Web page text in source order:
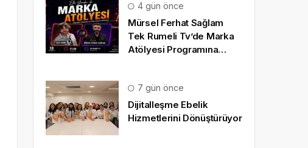
4 gün önce
Mürsel Ferhat Sağlam
Tek Rumeli Tv’de Marka
Atölyesi Programına
7 gün önce
Dijitalleşme Ebelik
Hizmetlerini Dönüştürüyor